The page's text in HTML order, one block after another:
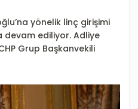
yönelik linç girişimi
devam ediliyor. Adliye
Grup Başkanvekili